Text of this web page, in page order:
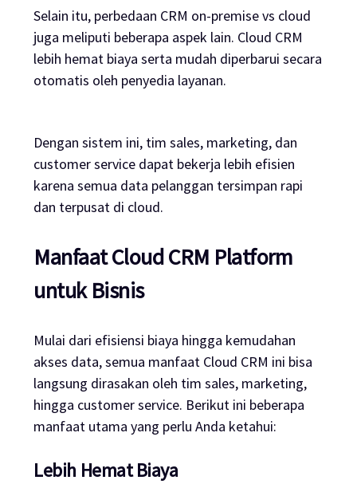
Selain itu, perbedaan CRM on-premise vs cloud
juga meliputi beberapa aspek lain. Cloud CRM
lebih hemat biaya serta mudah diperbarui secara
otomatis oleh penyedia layanan.
Dengan sistem ini, tim sales, marketing, dan
customer service dapat bekerja lebih efisien
karena semua data pelanggan tersimpan rapi
dan terpusat di cloud.
Manfaat Cloud CRM Platform
untuk Bisnis
Mulai dari efisiensi biaya hingga kemudahan
akses data, semua manfaat Cloud CRM ini bisa
langsung dirasakan oleh tim sales, marketing,
hingga customer service. Berikut ini beberapa
manfaat utama yang perlu Anda ketahui:
Lebih Hemat Biaya